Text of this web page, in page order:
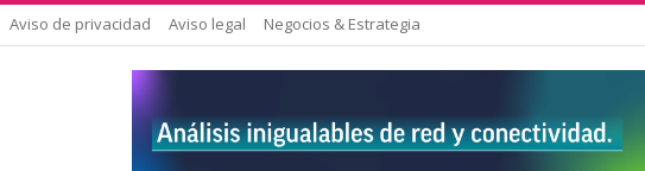
Aviso de privacidad Aviso legal Negocios & Estrategia